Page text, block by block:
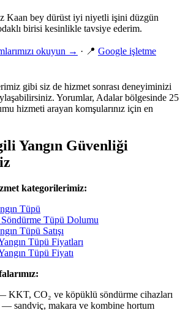
Kaan bey dürüst iyi niyetli işini düzgün
birisi kesinlikle tavsiye ederim.
okuyun → · 📍 Google işletme
gibi siz de hizmet sonrası deneyiminizi
Yorumlar, Adalar bölgesinde 25
hizmeti arayan komşularınız için en
Yangın Güvenliği
kategorilerimiz:
Tüpü
Söndürme Tüpü Dolumu
Tüpü Satışı
Tüpü Fiyatları
Tüpü Fiyatı
KKT, CO₂ ve köpüklü söndürme cihazları
— sandviç, makara ve kombine hortum